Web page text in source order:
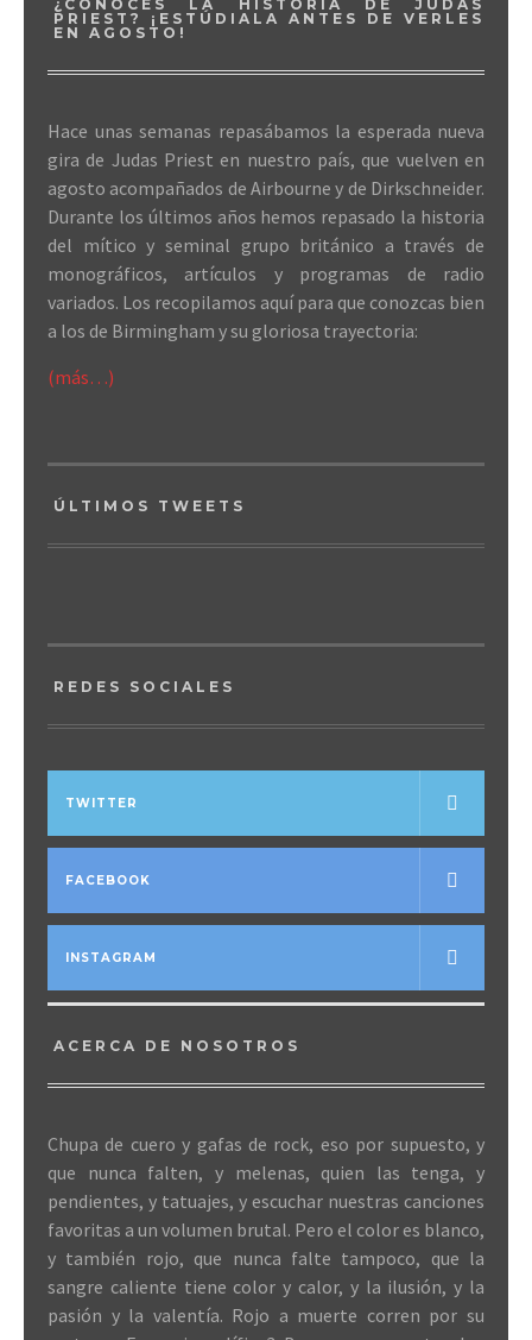
¿CONOCES LA HISTORIA DE JUDAS
PRIEST? ¡ESTÚDIALA ANTES DE VERLES
EN AGOSTO!
Hace unas semanas repasábamos la esperada nueva
gira de Judas Priest en nuestro país, que vuelven en
agosto acompañados de Airbourne y de Dirkschneider.
Durante los últimos años hemos repasado la historia
del mítico y seminal grupo británico a través de
monográficos, artículos y programas de radio
variados. Los recopilamos aquí para que conozcas bien
a los de Birmingham y su gloriosa trayectoria:
(más…)
ÚLTIMOS TWEETS
REDES SOCIALES
TWITTER
FACEBOOK
INSTAGRAM
ACERCA DE NOSOTROS
Chupa de cuero y gafas de rock, eso por supuesto, y
que nunca falten, y melenas, quien las tenga, y
pendientes, y tatuajes, y escuchar nuestras canciones
favoritas a un volumen brutal. Pero el color es blanco,
y también rojo, que nunca falte tampoco, que la
sangre caliente tiene color y calor, y la ilusión, y la
pasión y la valentía. Rojo a muerte corren por su